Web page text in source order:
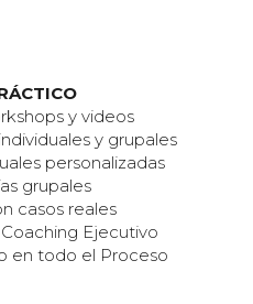
y videos
y grupales
personalizadas
grupales
casos reales
Ejecutivo
en todo el Proceso